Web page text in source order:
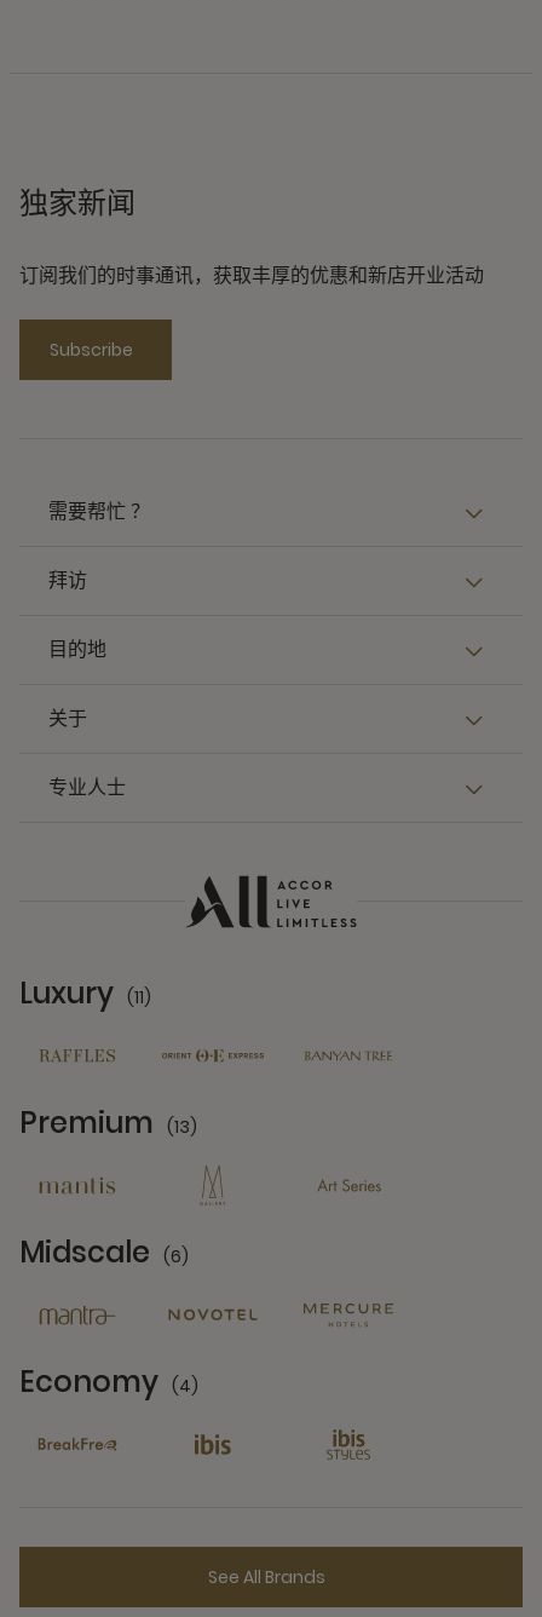
独家新闻
订阅我们的时事通讯，获取丰厚的优惠和新店开业活动
Subscribe
需要帮忙 ？
拜访
目的地
关于
专业人士
Luxury (11)
Premium (13)
Midscale (6)
Economy (4)
See All Brands